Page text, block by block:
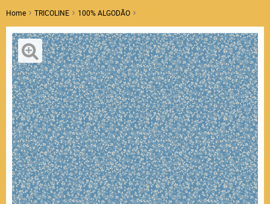
Home TRICOLINE 100% ALGODÃO